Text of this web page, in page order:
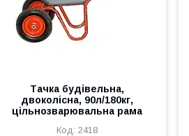
Тачка будівельна,
двоколісна, 90л/180кг,
цільнозварювальна рама
2418